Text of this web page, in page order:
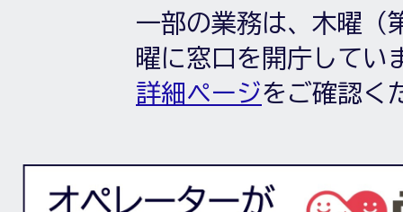
一部の業務は、木曜（
曜に窓口を開庁してい
詳細ページをご確認く